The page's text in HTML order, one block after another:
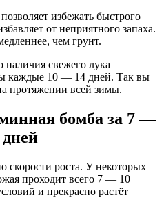
избежать быстрого
от неприятного запаха.
чем грунт.
наличия свежего лука
каждые 10 — 14 дней. Так вы
протяжении всей зимы.
бомба за 7 —
дней
скорости роста. У некоторых
проходит всего 7 — 10
и прекрасно растёт